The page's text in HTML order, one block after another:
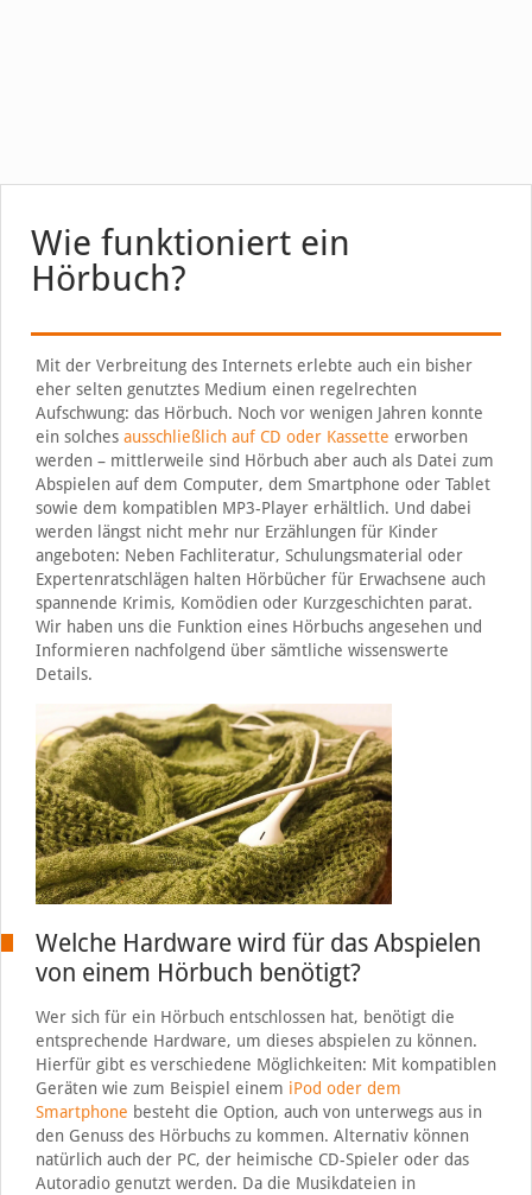
Wie funktioniert ein
Hörbuch?
Mit der Verbreitung des Internets erlebte auch ein bisher
eher selten genutztes Medium einen regelrechten
Aufschwung: das Hörbuch. Noch vor wenigen Jahren konnte
ein solches ausschließlich auf CD oder Kassette erworben
werden – mittlerweile sind Hörbuch aber auch als Datei zum
Abspielen auf dem Computer, dem Smartphone oder Tablet
sowie dem kompatiblen MP3-Player erhältlich. Und dabei
werden längst nicht mehr nur Erzählungen für Kinder
angeboten: Neben Fachliteratur, Schulungsmaterial oder
Expertenratschlägen halten Hörbücher für Erwachsene auch
spannende Krimis, Komödien oder Kurzgeschichten parat.
Wir haben uns die Funktion eines Hörbuchs angesehen und
Informieren nachfolgend über sämtliche wissenswerte
Details.
Welche Hardware wird für das Abspielen
von einem Hörbuch benötigt?
Wer sich für ein Hörbuch entschlossen hat, benötigt die
entsprechende Hardware, um dieses abspielen zu können.
Hierfür gibt es verschiedene Möglichkeiten: Mit kompatiblen
Geräten wie zum Beispiel einem iPod oder dem
Smartphone besteht die Option, auch von unterwegs aus in
den Genuss des Hörbuchs zu kommen. Alternativ können
natürlich auch der PC, der heimische CD-Spieler oder das
Autoradio genutzt werden. Da die Musikdateien in